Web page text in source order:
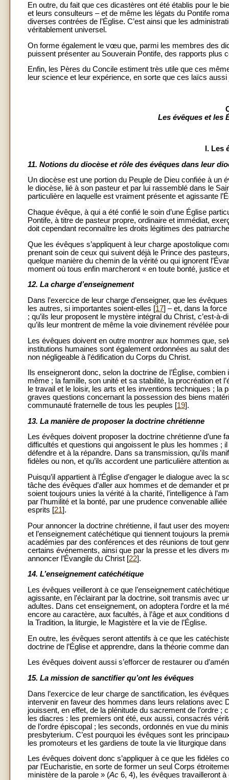
En outre, du fait que ces dicastères ont été établis pour le
et leurs consulteurs – et de même les légats du Pontife
diverses contrées de l’Église. C’est ainsi que les
véritablement universel.
On forme également le vœu que, parmi les membres des
puissent présenter au Souverain Pontife, des rapports
Enfin, les Pères du Concile estiment très utile que ces
leur science et leur expérience, en sorte que ces laïcs
Les évêques et les
I. Les
11. Notions du diocèse et rôle des évêques dans leur
Un diocèse est une portion du Peuple de Dieu confiée à un
le diocèse, lié à son pasteur et par lui rassemblé dans le
particulière en laquelle est vraiment présente et agissante
Chaque évêque, à qui a été confié le soin d’une Église
Pontife, à titre de pasteur propre, ordinaire et immédiat,
doit cependant reconnaître les droits légitimes des
Que les évêques s’appliquent à leur charge apostolique
prenant soin de ceux qui suivent déjà le Prince des
quelque manière du chemin de la vérité ou qui ignorent
moment où tous enfin marcheront « en toute bonté, justice
12. La charge d’enseignement
Dans l’exercice de leur charge d’enseigner, que les
les autres, si importantes soient-elles [17] – et, dans la force
; qu’ils leur proposent le mystère intégral du Christ, c’est-
qu’ils leur montrent de même la voie divinement révélée
Les évêques doivent en outre montrer aux hommes que,
institutions humaines sont également ordonnées au salut
non négligeable à l’édification du Corps du Christ.
Ils enseigneront donc, selon la doctrine de l’Église,
même ; la famille, son unité et sa stabilité, la procréation et
le travail et le loisir, les arts et les inventions techniques ;
graves questions concernant la possession des biens
communauté fraternelle de tous les peuples [19].
13. La manière de proposer la doctrine chrétienne
Les évêques doivent proposer la doctrine chrétienne d’une
difficultés et questions qui angoissent le plus les hommes ;
défendre et à la répandre. Dans sa transmission, qu’ils
fidèles ou non, et qu’ils accordent une particulière
Puisqu’il appartient à l’Église d’engager le dialogue avec la
tâche des évêques d’aller aux hommes et de demander et
soient toujours unies la vérité à la charité, l’intelligence à
par l’humilité et la bonté, par une prudence convenable
esprits [21].
Pour annoncer la doctrine chrétienne, il faut user des
et l’enseignement catéchétique qui tiennent toujours la
académies par des conférences et des réunions de tout
certains événements, ainsi que par la presse et les divers
annoncer l’Évangile du Christ [22].
14. L’enseignement catéchétique
Les évêques veilleront à ce que l’enseignement
agissante, en l’éclairant par la doctrine, soit transmis avec
adultes. Dans cet enseignement, on adoptera l’ordre et la
encore au caractère, aux facultés, à l’âge et aux
la Tradition, la liturgie, le Magistère et la vie de l’Église.
En outre, les évêques seront attentifs à ce que les
doctrine de l’Église et apprendre, dans la théorie comme
Les évêques doivent aussi s’efforcer de restaurer ou
15. La mission de sanctifier qu’ont les évêques
Dans l’exercice de leur charge de sanctification, les
intervenir en faveur des hommes dans leurs relations avec
jouissent, en effet, de la plénitude du sacrement de l’ordre ;
les diacres : les premiers ont été, eux aussi, consacrés
de l’ordre épiscopal ; les seconds, ordonnés en vue du
presbyterium. C’est pourquoi les évêques sont les
les promoteurs et les gardiens de toute la vie liturgique dans
Les évêques doivent donc s’appliquer à ce que les fidèles
par l’Eucharistie, en sorte de former un seul Corps
ministère de la parole » (Ac 6, 4), les évêques travailleront